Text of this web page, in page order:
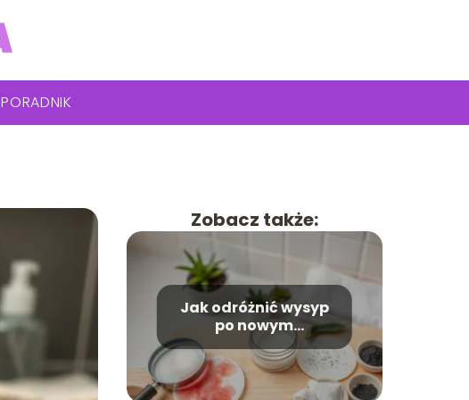
PORADNIK
Zobacz także:
Jak odróżnić wysyp
po nowym
kosmetyku od
zapchania porów?